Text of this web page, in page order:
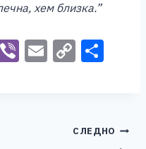
хем близка.”
Vi E C
Li
СЛЕДНО